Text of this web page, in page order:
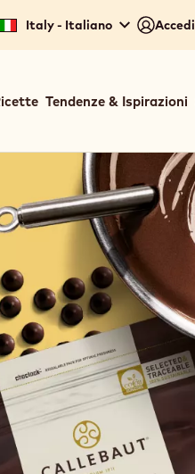
Italy - Italiano Accedi
Tendenze & Ispirazioni